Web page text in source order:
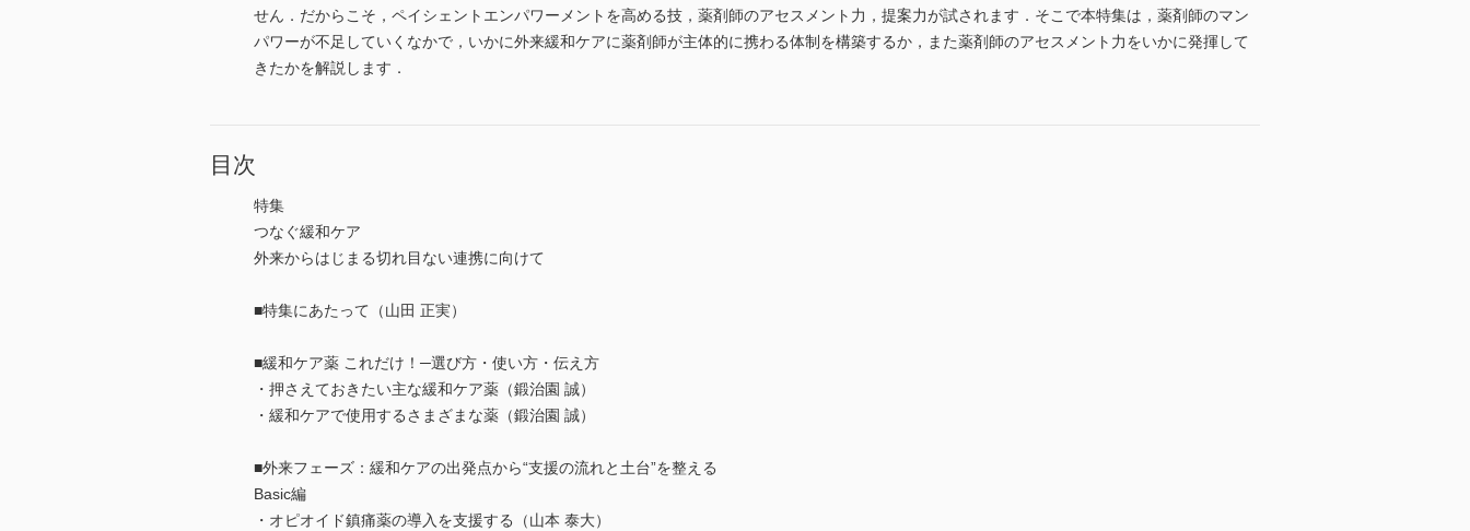
せん．だからこそ，ペイシェントエンパワーメントを高める技，薬剤師のアセスメント力，提案力が試されます．そこで本特集は，薬剤師のマン
パワーが不足していくなかで，いかに外来緩和ケアに薬剤師が主体的に携わる体制を構築するか，また薬剤師のアセスメント力をいかに発揮して
きたかを解説します．
目次
特集
つなぐ緩和ケア
外来からはじまる切れ目ない連携に向けて
■特集にあたって（山田 正実）
■緩和ケア薬 これだけ！─選び方・使い方・伝え方
・押さえておきたい主な緩和ケア薬（鍛治園 誠）
・緩和ケアで使用するさまざまな薬（鍛治園 誠）
■外来フェーズ：緩和ケアの出発点から“支援の流れと土台”を整える
Basic編
・オピオイド鎮痛薬の導入を支援する（山本 泰大）